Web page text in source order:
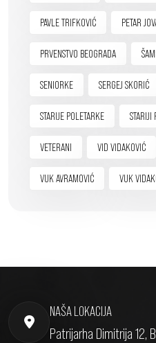
PAVLE TRIFKOVIĆ PETAR
PRVENSTVO BEOGRADA
SENIORKE SERGEJ SKORIĆ
STARIJE POLETARKE STARIJI
VETERANI VID VIDAKOVIĆ
VUK AVRAMOVIĆ VUK
NAŠA LOKACIJA
Patrijarha Dimitrija 12,